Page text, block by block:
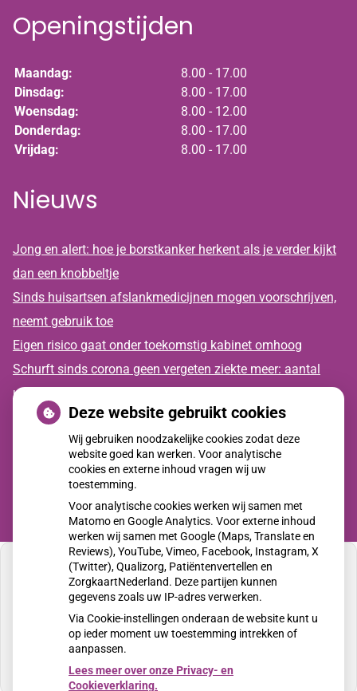
Openingstijden
Maandag:
8.00 - 17.00
Dinsdag:
8.00 - 17.00
Woensdag:
8.00 - 12.00
Donderdag:
8.00 - 17.00
Vrijdag:
8.00 - 17.00
Nieuws
Jong en alert: hoe je borstkanker herkent als je verder kijkt
dan een knobbeltje
Sinds huisartsen afslankmedicijnen mogen voorschrijven,
neemt gebruik toe
Eigen risico gaat onder toekomstig kabinet omhoog
Schurft sinds corona geen vergeten ziekte meer: aantal
uitbraken fors gestegen
CZ vergoedt zorg van twee gespecialiseerde
revalidatieartsen niet meer
U heeft geen toestemming gegeven voor
externe inhoud die nodig is om dit te zien.
Cookie-instellingen wijzigen
Deze website gebruikt cookies
Wij gebruiken noodzakelijke cookies zodat deze
website goed kan werken. Voor analytische
cookies en externe inhoud vragen wij uw
toestemming.
Voor analytische cookies werken wij samen met
Matomo en Google Analytics. Voor externe inhoud
werken wij samen met Google (Maps, Translate en
Reviews), YouTube, Vimeo, Facebook, Instagram, X
(Twitter), Qualizorg, Patiëntenvertellen en
ZorgkaartNederland. Deze partijen kunnen
gegevens zoals uw IP-adres verwerken.
Via Cookie-instellingen onderaan de website kunt u
op ieder moment uw toestemming intrekken of
aanpassen.
Lees meer over onze Privacy- en
Cookieverklaring.